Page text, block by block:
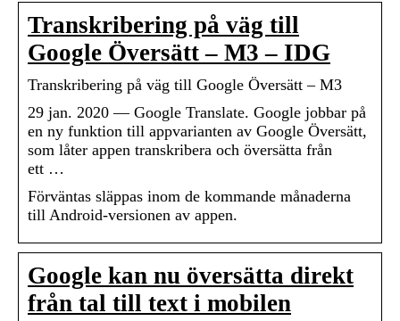
Transkribering på väg till
Google Översätt – M3 – IDG
Transkribering på väg till Google Översätt – M3
29 jan. 2020 — Google Translate. Google jobbar på
en ny funktion till appvarianten av Google Översätt,
som låter appen transkribera och översätta från
ett …
Förväntas släppas inom de kommande månaderna
till Android-versionen av appen.
Google kan nu översätta direkt
från tal till text i mobilen